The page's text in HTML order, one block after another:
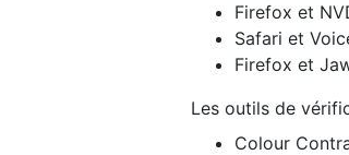
Firefox et
Safari et
Firefox et
Les outils de
Colour